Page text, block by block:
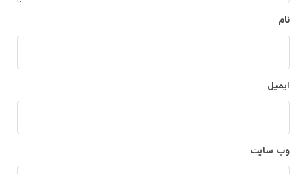
نام
ایمیل
وب‌ سایت